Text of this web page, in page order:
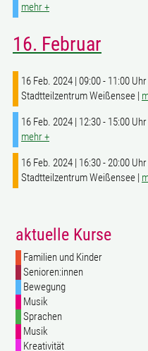
mehr +
16. Februar
16 Feb. 2024 | 09:00 - 11:00 Uhr
Stadtteilzentrum Weißensee |
16 Feb. 2024 | 12:30 - 15:00 Uhr
mehr +
16 Feb. 2024 | 16:30 - 20:00 Uhr
Stadtteilzentrum Weißensee |
aktuelle Kurse
Familien und Kinder
Senioren:innen
Bewegung
Musik
Sprachen
Musik
Kreativität